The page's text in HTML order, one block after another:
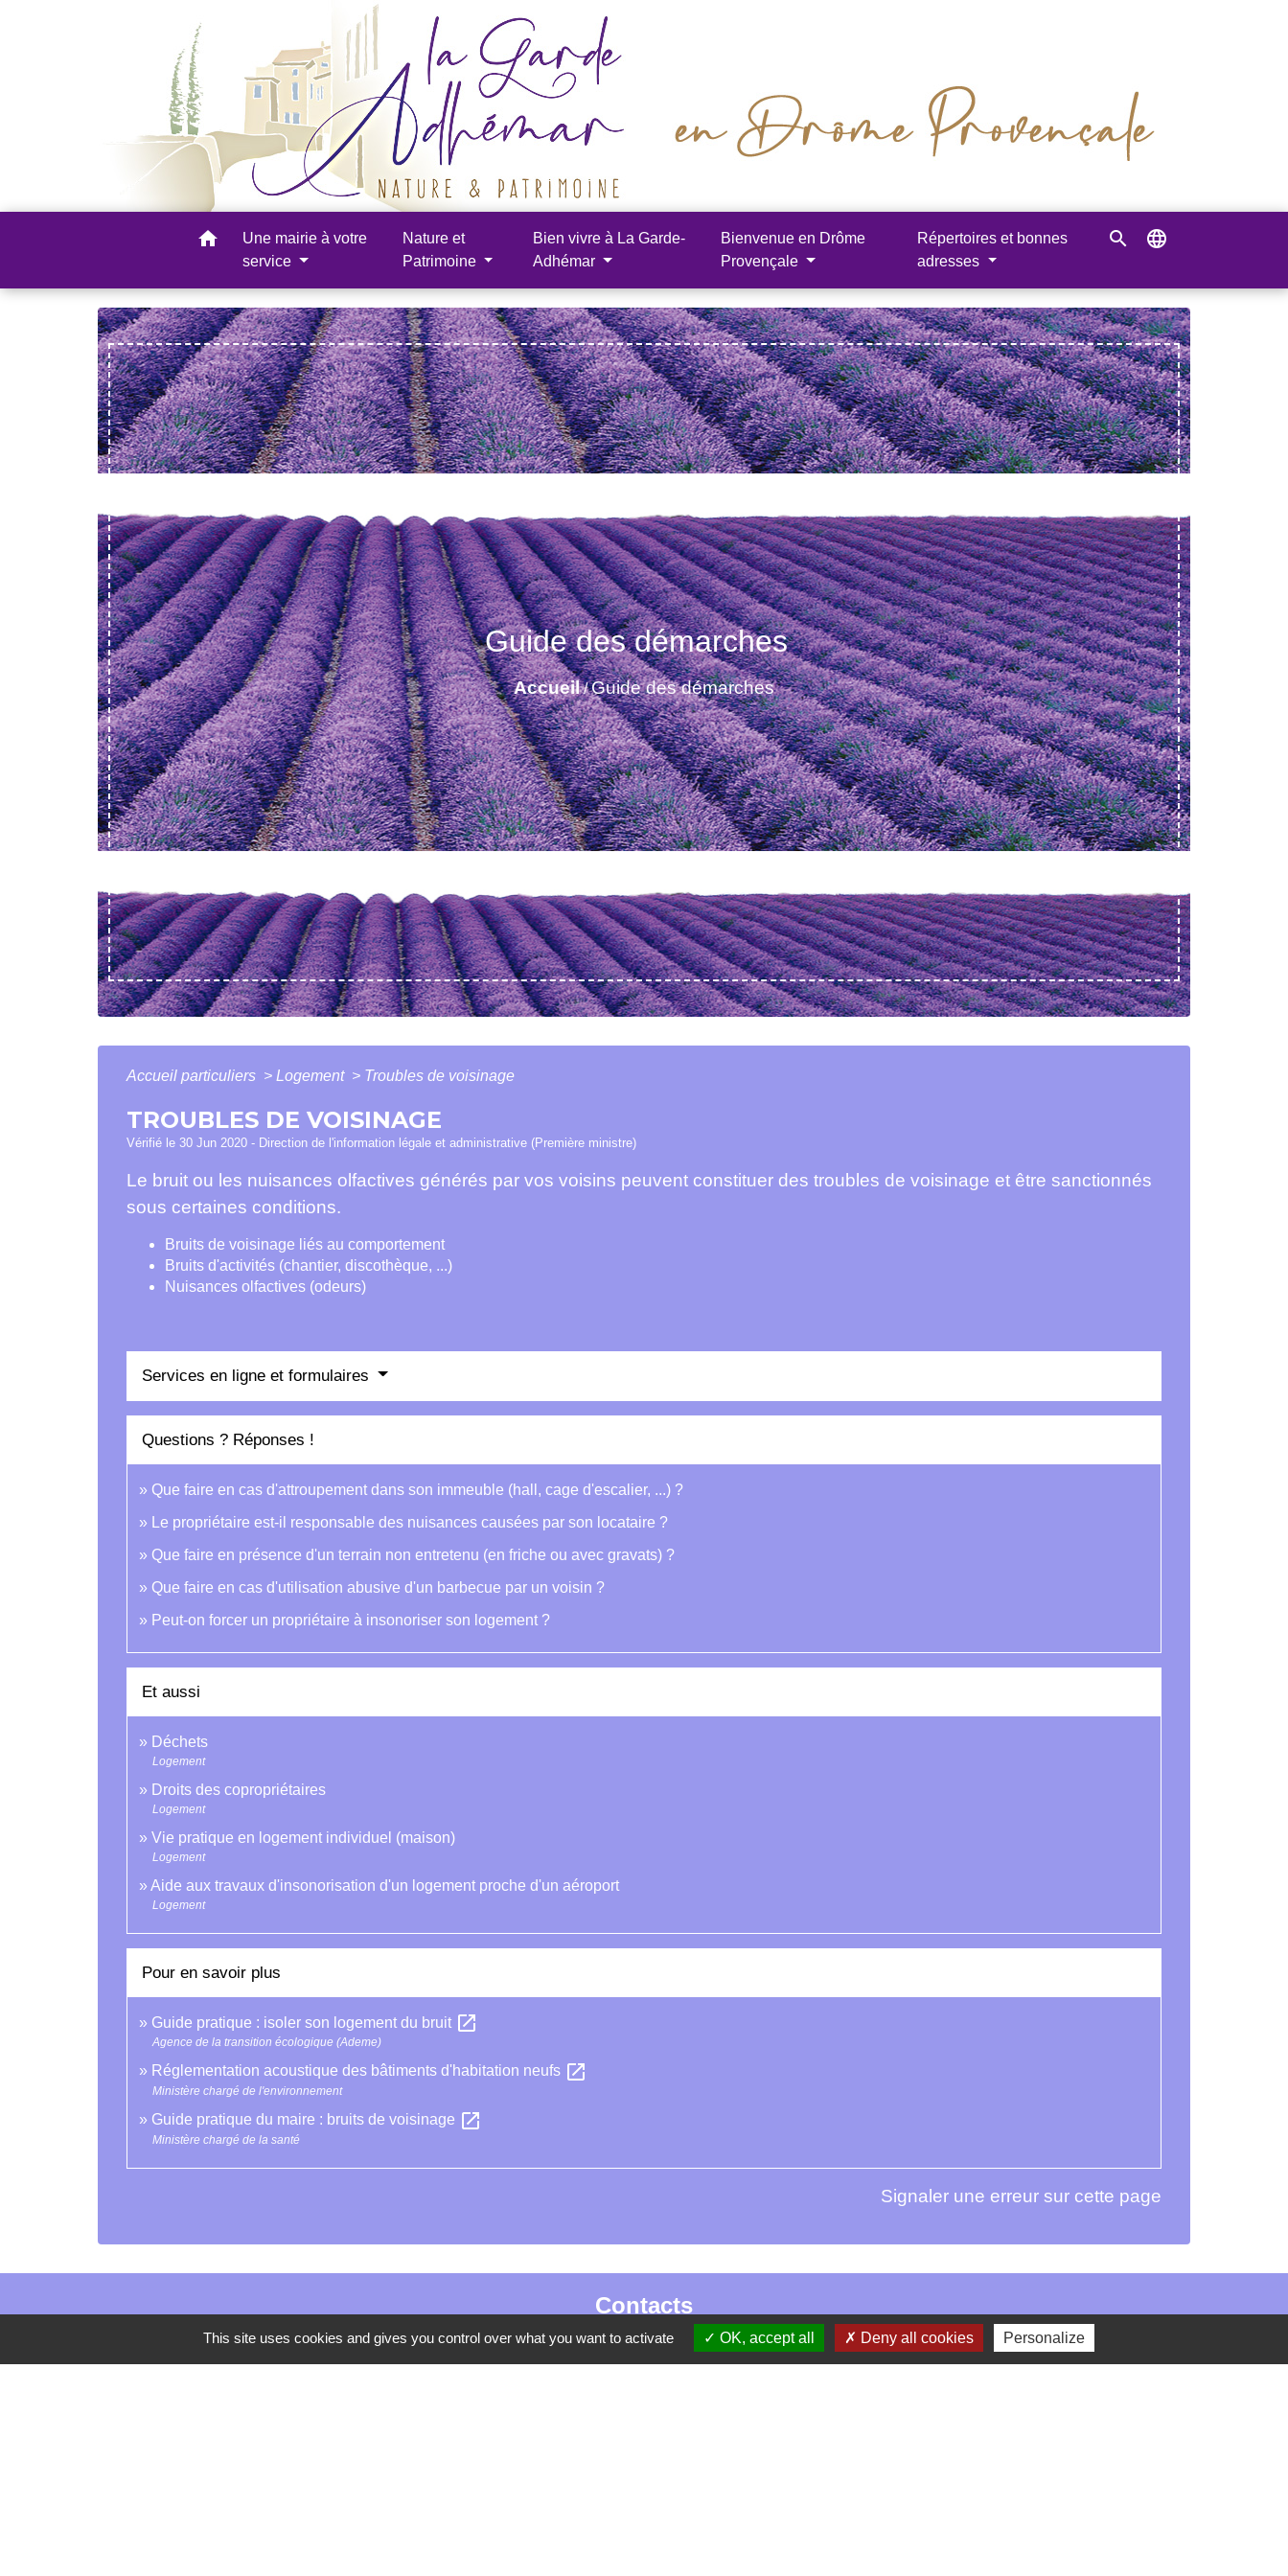
home
Une mairie à votre
service
Nature et
Patrimoine
Bien vivre à La Garde-
Adhémar
Bienvenue en Drôme
Provençale
Répertoires et bonnes
adresses
search language
Guide des démarches
Accueil/Guide des démarches
Accueil particuliers > Logement > Troubles de voisinage
TROUBLES DE VOISINAGE
Vérifié le 30 Jun 2020 - Direction de l'information légale et administrative (Première ministre)
Le bruit ou les nuisances olfactives générés par vos voisins peuvent constituer des troubles de voisinage et être sanctionnés
sous certaines conditions.
Bruits de voisinage liés au comportement
Bruits d'activités (chantier, discothèque, ...)
Nuisances olfactives (odeurs)
Services en ligne et formulaires
Questions ? Réponses !
Que faire en cas d'attroupement dans son immeuble (hall, cage d'escalier, ...) ?
Le propriétaire est-il responsable des nuisances causées par son locataire ?
Que faire en présence d'un terrain non entretenu (en friche ou avec gravats) ?
Que faire en cas d'utilisation abusive d'un barbecue par un voisin ?
Peut-on forcer un propriétaire à insonoriser son logement ?
Et aussi
Déchets
Logement
Droits des copropriétaires
Logement
Vie pratique en logement individuel (maison)
Logement
Aide aux travaux d'insonorisation d'un logement proche d'un aéroport
Logement
Pour en savoir plus
Guide pratique : isoler son logement du bruit open_in_new
Agence de la transition écologique (Ademe)
Réglementation acoustique des bâtiments d'habitation neufs open_in_new
Ministère chargé de l'environnement
Guide pratique du maire : bruits de voisinage open_in_new
Ministère chargé de la santé
Signaler une erreur sur cette page
Contacts
La Garde-Adhémar
25, rue Pauline de Simiane
This site uses cookies and gives you control over what you want to activate OK, accept all Deny all cookies Personalize